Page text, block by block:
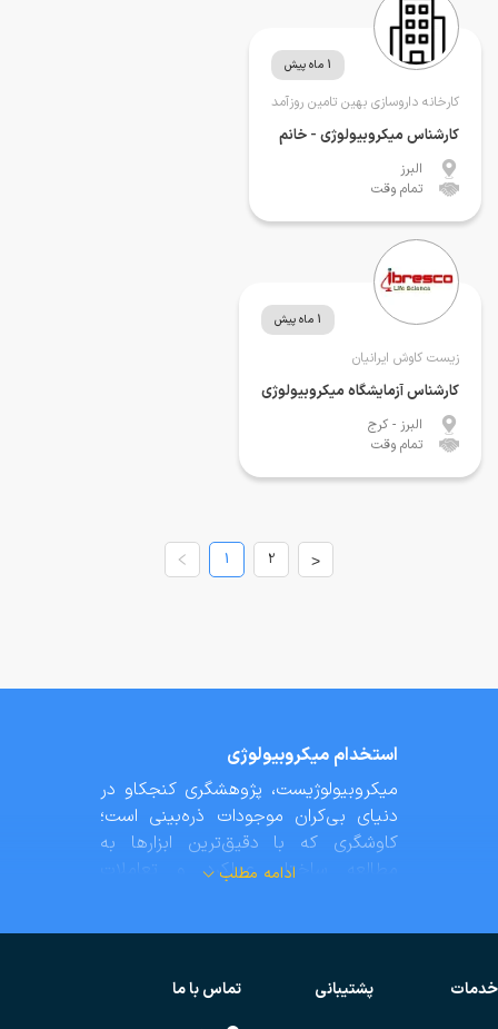
1 ماه پیش
کارخانه داروسازی بهین تامین روزآمد
کارشناس میکروبیولوژی - خانم
البرز
تمام وقت
1 ماه پیش
زیست کاوش ایرانیان
کارشناس آزمایشگاه میکروبیولوژی
البرز - کرج
تمام وقت
1 2 >
استخدام میکروبیولوژی
میکروبیولوژیست، پژوهشگری کنجکاو در
دنیای بی‌کران موجودات ذره‌بینی است؛
کاوشگری که با دقیق‌ترین ابزارها به
مطالعه ساختار، عملکرد و تعاملات
برداشته و نقش این موجودات را در
چرخه‌های حیاتی، سلامت و بیماری
ادامه مطلب
خدمات پشتیبانی تماس با ما